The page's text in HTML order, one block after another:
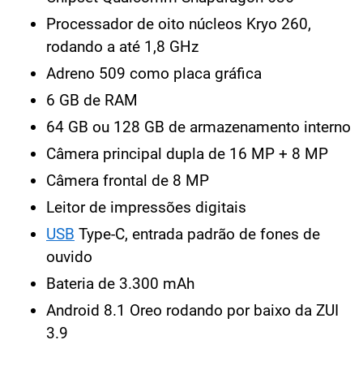
Processador de oito núcleos Kryo 260,
rodando a até 1,8 GHz
Adreno 509 como placa gráfica
6 GB de RAM
64 GB ou 128 GB de armazenamento interno
Câmera principal dupla de 16 MP + 8 MP
Câmera frontal de 8 MP
Leitor de impressões digitais
USB Type-C, entrada padrão de fones de
ouvido
Bateria de 3.300 mAh
Android 8.1 Oreo rodando por baixo da ZUI
3.9